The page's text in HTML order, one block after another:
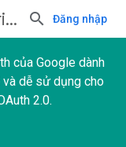
Đăng nhập
của Google dành
dễ sử dụng cho
2.0.